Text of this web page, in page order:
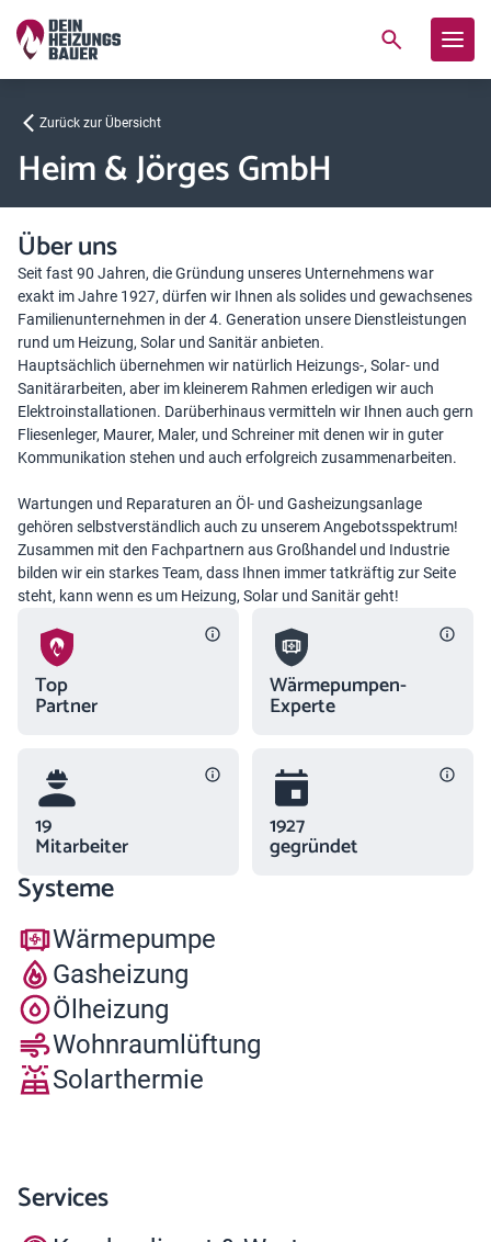
Zurück zur Übersicht
Heim & Jörges GmbH
Über uns
Seit fast 90 Jahren, die Gründung unseres Unternehmens war
exakt im Jahre 1927, dürfen wir Ihnen als solides und gewachsenes
Familienunternehmen in der 4. Generation unsere Dienstleistungen
rund um Heizung, Solar und Sanitär anbieten.
Hauptsächlich übernehmen wir natürlich Heizungs-, Solar- und
Sanitärarbeiten, aber im kleinerem Rahmen erledigen wir auch
Elektroinstallationen. Darüberhinaus vermitteln wir Ihnen auch gern
Fliesenleger, Maurer, Maler, und Schreiner mit denen wir in guter
Kommunikation stehen und auch erfolgreich zusammenarbeiten.
Wartungen und Reparaturen an Öl- und Gasheizungsanlage
gehören selbstverständlich auch zu unserem Angebotsspektrum!
Zusammen mit den Fachpartnern aus Großhandel und Industrie
bilden wir ein starkes Team, dass Ihnen immer tatkräftig zur Seite
steht, kann wenn es um Heizung, Solar und Sanitär geht!
Top
Partner
Wärmepumpen-
Experte
19
Mitarbeiter
1927
gegründet
Systeme
Wärmepumpe
Gasheizung
Ölheizung
Wohnraumlüftung
Solarthermie
Services